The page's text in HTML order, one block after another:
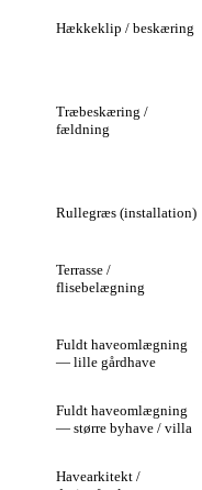
Hækkeklip / beskæring
Træbeskæring /
fældning
Rullegræs (installation)
Terrasse /
flisebelægning
Fuldt haveomlægning
— lille gårdhave
Fuldt haveomlægning
— større byhave / villa
Havearkitekt /